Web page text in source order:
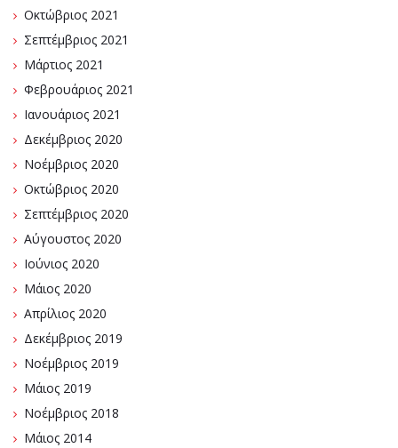
Οκτώβριος 2021
Σεπτέμβριος 2021
Μάρτιος 2021
Φεβρουάριος 2021
Ιανουάριος 2021
Δεκέμβριος 2020
Νοέμβριος 2020
Οκτώβριος 2020
Σεπτέμβριος 2020
Αύγουστος 2020
Ιούνιος 2020
Μάιος 2020
Απρίλιος 2020
Δεκέμβριος 2019
Νοέμβριος 2019
Μάιος 2019
Νοέμβριος 2018
Μάιος 2014